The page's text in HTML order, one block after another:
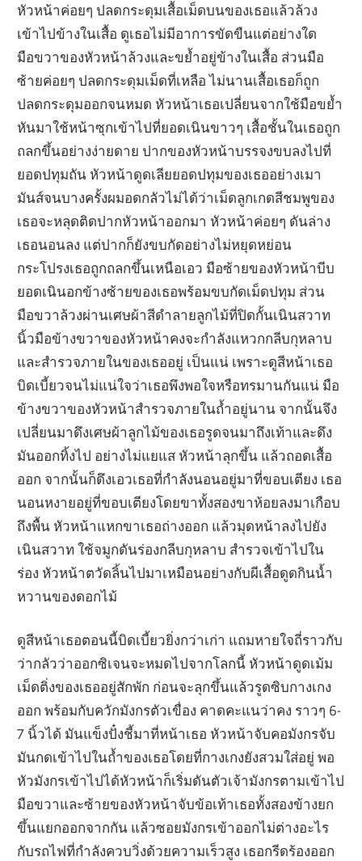
หัวหน้าค่อยๆ ปลดกระดุมเสื้อเม็ดบนของเธอแล้วล้วง
เข้าไปข้างในเสื้อ ดูเธอไม่มีอาการขัดขืนแต่อย่างใด
มือขวาของหัวหน้าล้วงและขย้ำอยู่ข้างในเสื้อ ส่วนมือ
ซ้ายค่อยๆ ปลดกระดุมเม็ดที่เหลือ ไม่นานเสื้อเธอก็ถูก
ปลดกระดุมออกจนหมด หัวหน้าเธอเปลี่ยนจากใช้มือขย้ำ
หันมาใช้หน้าซุกเข้าไปที่ยอดเนินขาวๆ เสื้อชั้นในเธอถูก
ถลกขึ้นอย่างง่ายดาย ปากของหัวหน้าบรรจงขบลงไปที่
ยอดปทุมถัน หัวหน้าดูดเลียยอดปทุมของเธออย่างเมา
มันส์จนบางครั้งผมอดกลัวไม่ได้ว่าเม็ดลูกเกดสีชมพูของ
เธอจะหลุดติดปากหัวหน้าออกมา หัวหน้าค่อยๆ ดันล่าง
เธอนอนลง แต่ปากก็ยังขบกัดอย่างไม่หยุดหย่อน
กระโปรงเธอถูกถลกขึ้นเหนือเอว มือซ้ายของหัวหน้าบีบ
ยอดเนินอกข้างซ้ายของเธอพร้อมขบกัดเม็ดปทุม ส่วน
มือขวาล้วงผ่านเศษผ้าสีดำลายลูกไม้ที่ปิดกั้นเนินสวาท
นิ้วมือข้างขวาของหัวหน้าคงจะกำลังแหวกกลีบกุหลาบ
และสำรวจภายในของเธออยู่ เป็นแน่ เพราะดูสีหน้าเธอ
บิดเบี้ยวจนไม่แน่ใจว่าเธอพึงพอใจหรือทรมานกันแน่ มือ
ข้างขวาของหัวหน้าสำรวจภายในถ้ำอยู่นาน จากนั้นจึง
เปลี่ยนมาดึงเศษผ้าลูกไม้ของเธอรูดจนมาถึงเท้าและดึง
มันออกทิ้งไป อย่างไม่แยแส หัวหน้าลุกขึ้น แล้วถอดเสื้อ
ออก จากนั้นก็ดึงเอวเธอที่กำลังนอนอยู่มาที่ขอบเตียง เธอ
นอนหงายอยู่ที่ขอบเตียงโดยขาทั้งสองขาห้อยลงมาเกือบ
ถึงพื้น หัวหน้าแหกขาเธอถ่างออก แล้วมุดหน้าลงไปยัง
เนินสวาท ใช้จมูกดันร่องกลีบกุหลาบ สำรวจเข้าไปใน
ร่อง หัวหน้าตวัดลิ้นไปมาเหมือนอย่างกับผีเสื้อดูดกินน้ำ
หวานของดอกไม้
ดูสีหน้าเธอตอนนี้บิดเบี้ยวยิ่งกว่าเก่า แถมหายใจถี่ราวกับ
ว่ากลัวว่าออกซิเจนจะหมดไปจากโลกนี้ หัวหน้าดูดเม้ม
เม็ดติ่งของเธออยู่สักพัก ก่อนจะลุกขึ้นแล้วรูดซิบกางเกง
ออก พร้อมกับควักมังกรตัวเขื่อง คาดคะแนว่าคง ราวๆ 6-
7 นิ้วได้ มันแข็งปั๋งชี้มาที่หน้าเธอ หัวหน้าจับคอมังกรจับ
มันกดเข้าไปในถ้ำของเธอโดยที่กางเกงยังสวมใส่อยู่ พอ
หัวมังกรเข้าไปได้หัวหน้าก็เริ่มดันตัวเจ้ามังกรตามเข้าไป
มือขวาและซ้ายของหัวหน้าจับข้อเท้าเธอทั้งสองข้างยก
ขึ้นแยกออกจากกัน แล้วซอยมังกรเข้าออกไม่ต่างอะไร
กับรถไฟที่กำลังควบวิ่งด้วยความเร็วสูง เธอกรีดร้องออก